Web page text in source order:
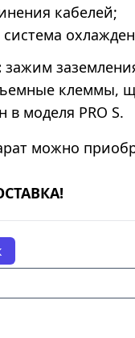
кабелей;
зажим
клеммы,
моделя PRO S.
можно